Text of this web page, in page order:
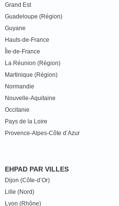
Grand Est
Guadeloupe (Région)
Guyane
Hauts-de-France
Île-de-France
La Réunion (Région)
Martinique (Région)
Normandie
Nouvelle-Aquitaine
Occitanie
Pays de la Loire
Provence-Alpes-Côte d’Azur
EHPAD PAR VILLES
Dijon (Côte-d’Or)
Lille (Nord)
Lyon (Rhône)